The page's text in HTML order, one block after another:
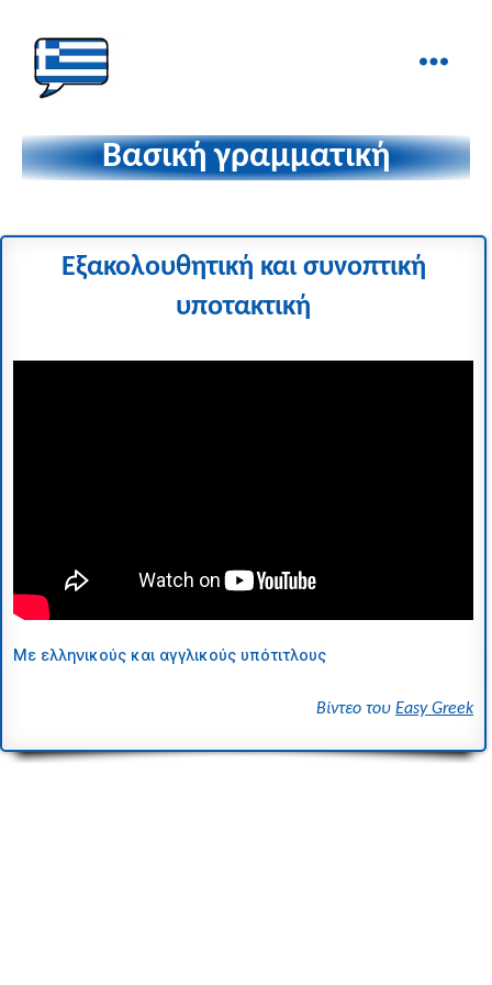
στα
Δάχτυλα!Βασική γραμματική
Εξακολουθητική και συνοπτική
υποτακτική
Με ελληνικούς και αγγλικούς υπότιτλους
Βίντεο του Easy Greek